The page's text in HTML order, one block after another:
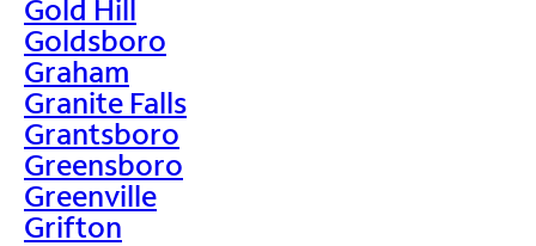
Gold Hill
Goldsboro
Graham
Granite Falls
Grantsboro
Greensboro
Greenville
Grifton